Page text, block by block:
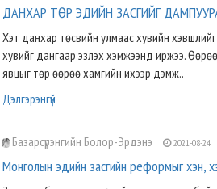
ДАНХАР ТӨР ЭДИЙН ЗАСГИЙГ
Хэт данхар төсвийн улмаас хувийн
хувийг дангаар эзлэх хэмжээнд иржээ.
явцыг төр өөрөө хамгийн ихээр дэмж..
Дэлгэрэнгүй
Базарсүрэнгийн Болор-Эрдэнэ 2021-08-24
Монголын эдийн засгийн реформыг хэн,